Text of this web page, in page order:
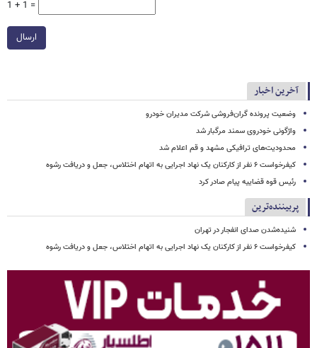
1 + 1 =
ارسال
آخرین اخبار
وضعیت پرونده گران‌فروشی شرکت مدیران خودرو
واژگونی خودروی سمند مرگبار شد
محدودیت‌های ترافیکی مشهد و قم اعلام شد
کیفرخواست ۶ نفر از کارکنان یک نهاد اجرایی به اتهام اختلاس، جعل و دریافت رشوه
رئیس قوه قضاییه پیام صادر کرد
پربیننده‌ترین
شنیده‌شدن صدای انفجار در تهران
کیفرخواست ۶ نفر از کارکنان یک نهاد اجرایی به اتهام اختلاس، جعل و دریافت رشوه